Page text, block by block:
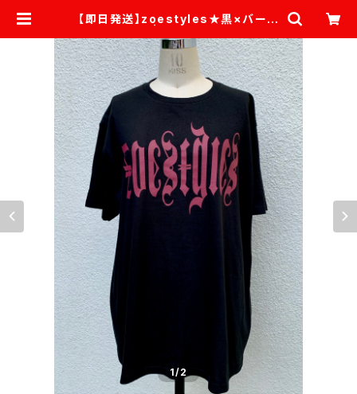
【即日発送】zoestyles★黒×バーガ
1/2